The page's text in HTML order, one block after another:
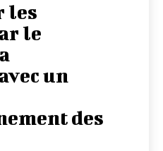
les
le
un
des